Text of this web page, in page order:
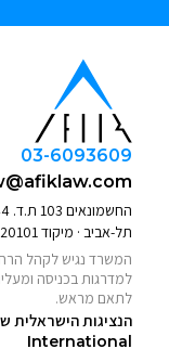
03-6093609
החשמונאים 103 ת.ד. 20144
תל-אביב · מיקוד 6120101
המשרד נגיש לקהל
למדרגות בכניסה
לתאם מראש.
הנציגות הישראלית
International